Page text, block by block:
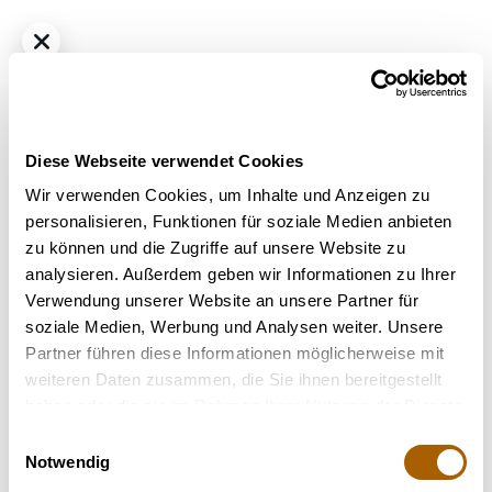
Diese Webseite verwendet Cookies
Wir verwenden Cookies, um Inhalte und Anzeigen zu
personalisieren, Funktionen für soziale Medien anbieten
zu können und die Zugriffe auf unsere Website zu
analysieren. Außerdem geben wir Informationen zu Ihrer
Verwendung unserer Website an unsere Partner für
soziale Medien, Werbung und Analysen weiter. Unsere
Partner führen diese Informationen möglicherweise mit
weiteren Daten zusammen, die Sie ihnen bereitgestellt
Notwendig
Hybrid THC25% CBD1.0%
Cannabistada Extrakt THC25/CBD1 CA
Bestrahlung: Unbestrahlt
Terpene: Beta-Caryophyllen, Beta-Myrcen
Hilft bei: Stress, Depressionen, Appetitmangel,
30 Ml